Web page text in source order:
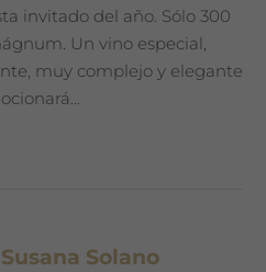
invitado del año. Sólo 300
Un vino especial,
muy complejo y elegante
Susana Solano